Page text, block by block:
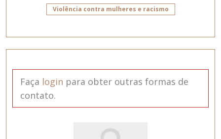
Violência contra mulheres e racismo
Faça login para obter outras formas de
contato.